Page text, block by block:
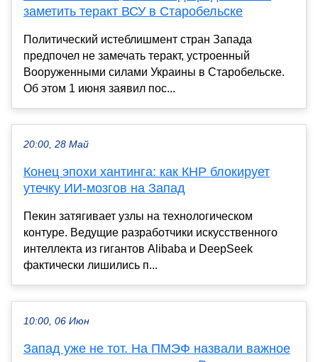
заметить теракт ВСУ в Старобельске
Политический истеблишмент стран Запада
предпочел не замечать теракт, устроенный
Вооруженными силами Украины в Старобельске.
Об этом 1 июня заявил пос...
20:00, 28 Май
Конец эпохи хантинга: как КНР блокирует
утечку ИИ-мозгов на Запад
Пекин затягивает узлы на технологическом
контуре. Ведущие разработчики искусственного
интеллекта из гигантов Alibaba и DeepSeek
фактически лишились п...
10:00, 06 Июн
Запад уже не тот. На ПМЭФ назвали важное